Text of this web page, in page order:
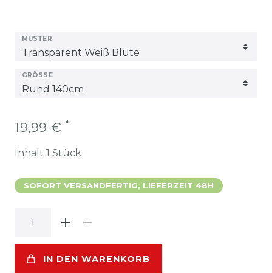
MUSTER
GRÖSSE
19,99 € *
Inhalt 1 Stück
SOFORT VERSANDFERTIG, LIEFERZEIT 48H
IN DEN WARENKORB